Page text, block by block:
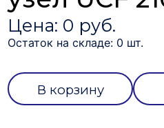
Цена: 0 руб.
Остаток на складе: 0 шт.
В корзину